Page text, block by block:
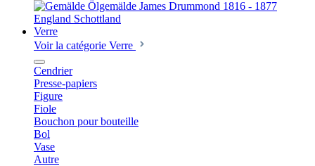
Verre
Voir la catégorie Verre
Cendrier
Presse-papiers
Figure
Fiole
Bouchon pour bouteille
Bol
Vase
Autre